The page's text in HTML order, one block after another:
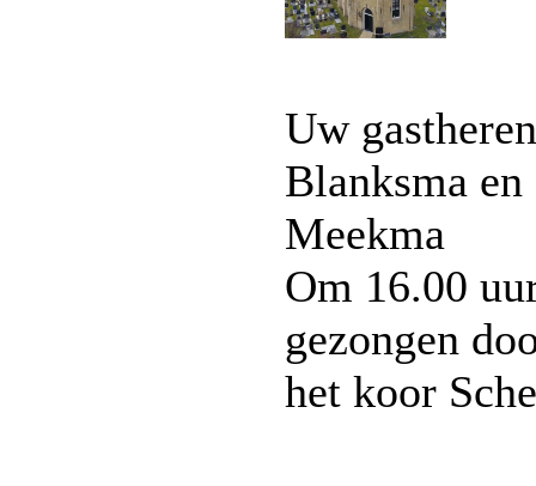
Uw
Blanksma
Meekma
Om 16.00
gezongen
het koor